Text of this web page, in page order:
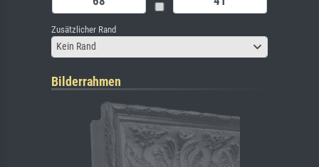
Zusätzlicher Rand
Kein Rand
Bilderrahmen